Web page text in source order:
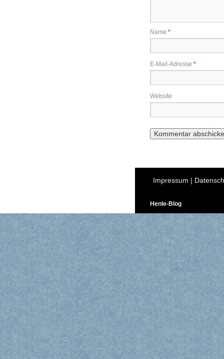
Name *
E-Mail-Adresse *
Website
Impressum |
Henle-Blog